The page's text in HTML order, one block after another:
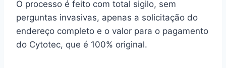
O processo é feito com total sigilo, sem
perguntas invasivas, apenas a solicitação do
endereço completo e o valor para o pagamento
do Cytotec, que é 100% original.